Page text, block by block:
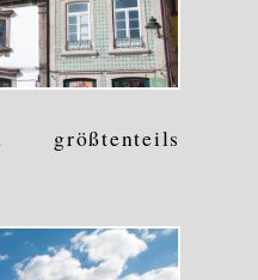
größtenteils